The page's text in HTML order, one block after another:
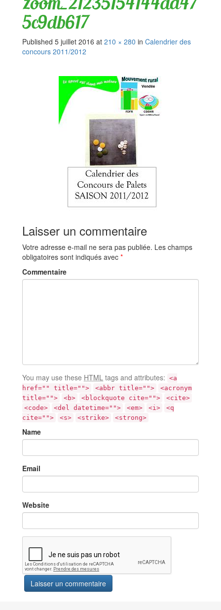
5c9db617
Published 5 juillet 2016 at 210 × 280 in Calendrier des
concours 2011/2012
Laisser un commentaire
Votre adresse e-mail ne sera pas publiée. Les champs
obligatoires sont indiqués avec *
Commentaire
You may use these HTML tags and attributes: <a
href="" title="">
<abbr title="">
<acronym
title="">
<b> <blockquote cite="">
<cite>
<code>
<del datetime=""> <em> <i>
<q
cite="">
<s> <strike> <strong>
Name
Email
Website